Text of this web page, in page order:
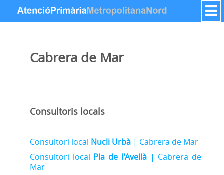
Salta al contigut
Cabrera de Mar
Consultoris locals
Consultori local Nucli Urbà | Cabrera de Mar
Consultori local Pla de l'Avellà| Cabrera de
Mar